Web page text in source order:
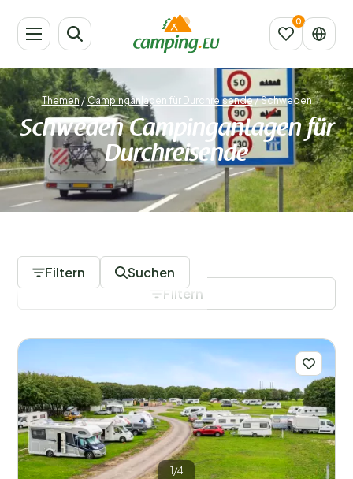
Themen /Campinganlagen für Durchreisende/Schweden
Schweden Campinganlagen für
Durchreisende
Filtern Suchen
Regionen
Filtern
1/4